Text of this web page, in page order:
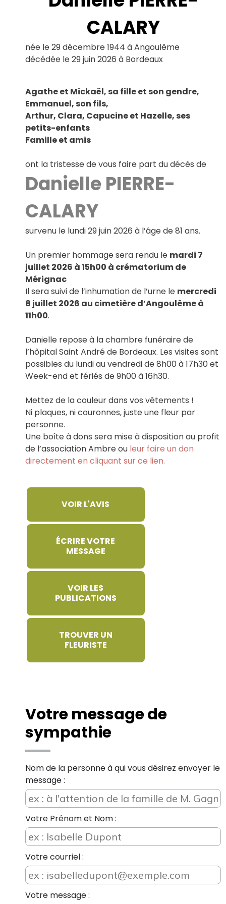
Mérignac
Parempuyre
Saint-Louis-de-Montferrand
Saint-Médard-en-Jalles
Saint-Vincent-de-Paul
Talence
CALARY
née le 29 décembre 1944 à Angoulême
décédée le 29 juin 2026 à Bordeaux
Agathe et Mickaël, sa fille et son gendre,
Emmanuel, son fils,
Arthur, Clara, Capucine et Hazelle, ses
petits-enfants
Famille et amis
ont la tristesse de vous faire part du décès de
Danielle PIERRE-
CALARY
survenu le lundi 29 juin 2026 à l’âge de 81 ans.
Un premier hommage sera rendu le mardi 7
juillet 2026 à 15h00 à crématorium de
Mérignac
Il sera suivi de l’inhumation de l’urne le mercredi
8 juillet 2026 au cimetière d’Angoulême à
11h00.
Danielle repose à la chambre funéraire de
l’hôpital Saint André de Bordeaux. Les visites sont
possibles du lundi au vendredi de 8h00 à 17h30 et
Week-end et fériés de 9h00 à 16h30.
Mettez de la couleur dans vos vêtements !
Ni plaques, ni couronnes, juste une fleur par
personne.
Une boîte à dons sera mise à disposition au profit
de l’association Ambre ou leur faire un don
directement en cliquant sur ce lien.
VOIR L'AVIS
ÉCRIRE VOTRE
MESSAGE
VOIR LES
PUBLICATIONS
TROUVER UN
FLEURISTE
Votre message de
sympathie
Nom de la personne à qui vous désirez envoyer le
message :
Votre Prénom et Nom :
Votre courriel :
Votre message :